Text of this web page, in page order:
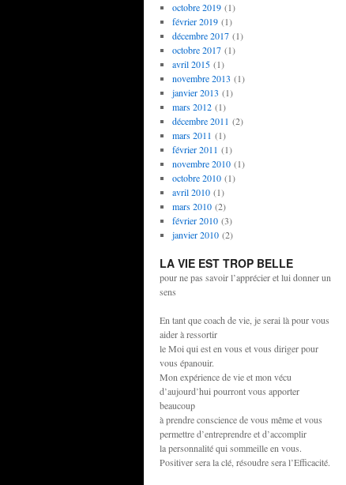
octobre 2019(1)
février 2019(1)
décembre 2017(1)
octobre 2017(1)
avril 2015(1)
novembre 2013 (1)
janvier 2013 (1)
mars 2012(1)
décembre 2011 (2)
mars 2011 (1)
février 2011 (1)
novembre 2010(1)
octobre 2010(1)
avril 2010(1)
mars 2010(2)
février 2010(3)
janvier 2010(2)
LA VIE EST TROP BELLE
pour ne pas savoir l’apprécier et lui donner un
sens
En tant que coach de vie, je serai là pour vous
aider à ressortir
le Moi qui est en vous et vous diriger pour
vous épanouir.
Mon expérience de vie et mon vécu
d’aujourd’hui pourront vous apporter
beaucoup
à prendre conscience de vous même et vous
permettre d’entreprendre et d’accomplir
la personnalité qui sommeille en vous.
Positiver sera la clé, résoudre sera l’Efficacité.